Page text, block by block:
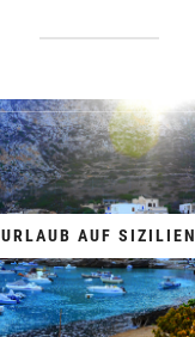
URLAUB AUF SIZILIEN